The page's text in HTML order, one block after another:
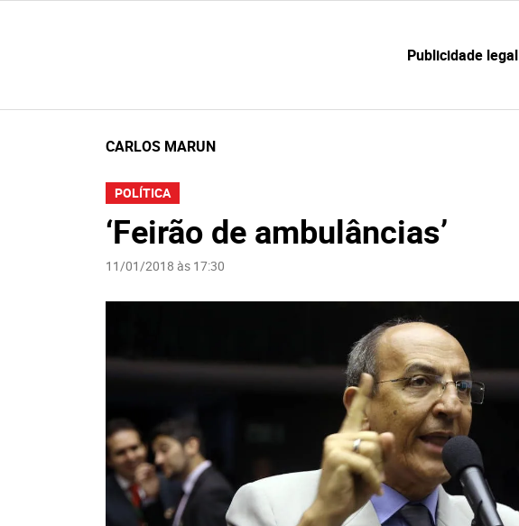
Publicidade legal
CARLOS MARUN
POLÍTICA
‘Feirão de ambulâncias’
11/01/2018 às 17:30